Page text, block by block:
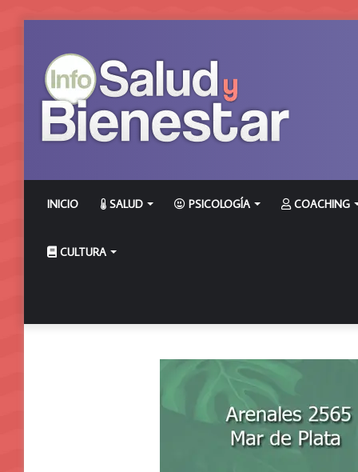
INICIO SALUD PSICOLOGÍA COACHING
CULTURA